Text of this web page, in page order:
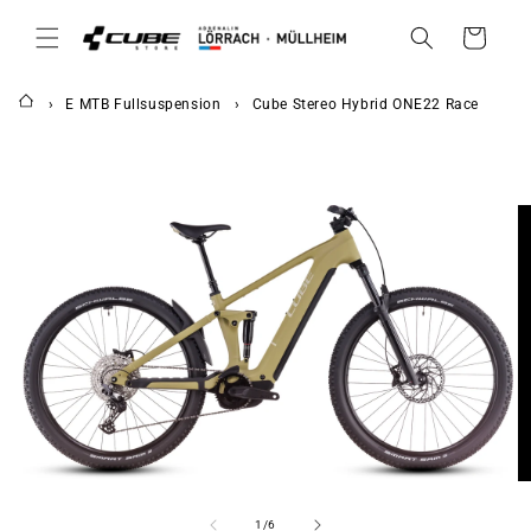
ZUM
INHALT
Warenkorb
E MTB Fullsuspension Cube Stereo Hybrid ONE22 Race
1 /von
6